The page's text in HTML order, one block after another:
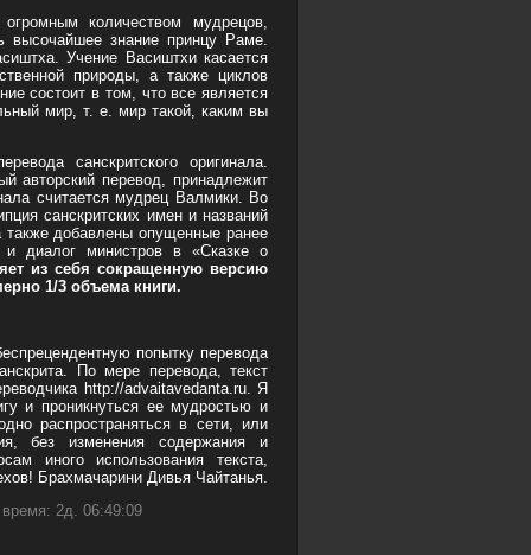
количеством мудрецов,
высочайшее знание принцу Раме.
Учение Васиштхи касается
природы, а также циклов
состоит в том, что все является
мир, т. е. мир такой, каким вы
санскритского оригинала.
авторский перевод, принадлежит
считается мудрец Валмики. Во
санскритских имен и названий
добавлены опущенные ранее
диалог министров в «Сказке о
из себя сокращенную версию
1/3 объема книги.
попытку перевода
По мере перевода, текст
http://advaitavedanta.ru. Я
и проникнуться ее мудростью и
распространяться в сети, или
без изменения содержания и
иного использования текста,
Брахмачарини Дивья Чайтанья.
2д. 06:49:09